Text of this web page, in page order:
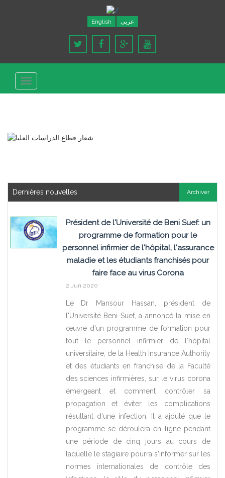
English عربى
Toggle
navigation
Dernières nouvelles Archiver
Président de l'Université de Beni Suef: un
programme de formation pour le
personnel infirmier de l'hôpital, l'assurance
maladie et les étudiants franchisés pour
faire face au virus Corona
2 Jun 2020
Le Dr Mansour Hassan, président de
l'Université Beni Suef, a annoncé la mise en
œuvre d'un programme de formation pour
tout le personnel infirmier de l'hôpital
universitaire, de la Health Insurance Authority
et des étudiants en franchise de la Faculté
des sciences infirmières, sur le virus corona
émergeant et comment contrôler sa
propagation et éviter les complications
résultant d'une infection. Il a ajouté que le
programme se déroulera en ligne pendant
une période de cinq jours au cours de
laquelle le stagiaire pourra s'informer sur les
normes internationales de contrôle des